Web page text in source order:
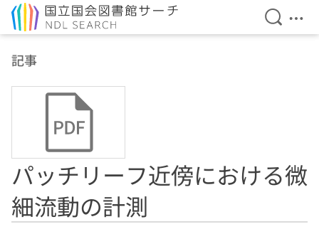
検索を
メ
記事
パッチリーフ近傍における微
細流動の計測